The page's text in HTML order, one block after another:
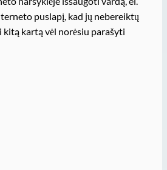
puslapį, kad jų nebereiktų
kitą kartą vėl norėsiu parašyti